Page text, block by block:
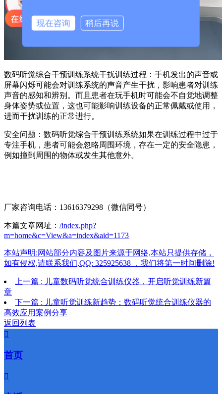
数码听觉综合干预训练系统干扰训练过程：手机发出的声音或
屏幕闪烁可能会对训练系统的声音产生干扰，影响患者对训练
声音的感知和辨别。而且患者在玩手机时可能会不自觉地调整
身体姿势或位置，这也可能影响训练设备的正常佩戴或使用，
进而干扰训练的正常进行。
安全问题：数码听觉综合干预训练系统如果在训练过程中过于
专注手机，患者可能会忽略周围环境，存在一定的安全隐患，
例如撞到周围的物体或发生其他意外。
厂家咨询电话：13616379298（微信同号）
本篇文章网址： /index.php?
m=home&c=View&a=index&aid=1173
本站声明:网站部分内容及图片来源于网络,本站只提供存储，
如有侵权,请联系我们,QQ: 325925638 ，我们将第一时间删除!
上一篇 : 儿童数码听觉统合训练仪器，开启听觉训练新篇
章
下一篇 : 儿童听觉训练新趋势：数码听觉统合训练仪器的
高效应用案例分享
返回列表

首页

现在咨询 稍后再说